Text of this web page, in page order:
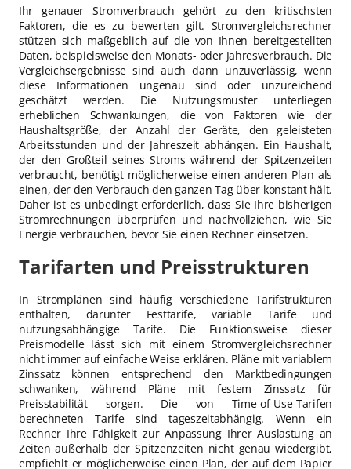
Ihr genauer Stromverbrauch gehört zu den kritischsten
Faktoren, die es zu bewerten gilt. Stromvergleichsrechner
stützen sich maßgeblich auf die von Ihnen bereitgestellten
Daten, beispielsweise den Monats- oder Jahresverbrauch. Die
Vergleichsergebnisse sind auch dann unzuverlässig, wenn
diese Informationen ungenau sind oder unzureichend
geschätzt werden. Die Nutzungsmuster unterliegen
erheblichen Schwankungen, die von Faktoren wie der
Haushaltsgröße, der Anzahl der Geräte, den geleisteten
Arbeitsstunden und der Jahreszeit abhängen. Ein Haushalt,
der den Großteil seines Stroms während der Spitzenzeiten
verbraucht, benötigt möglicherweise einen anderen Plan als
einen, der den Verbrauch den ganzen Tag über konstant hält.
Daher ist es unbedingt erforderlich, dass Sie Ihre bisherigen
Stromrechnungen überprüfen und nachvollziehen, wie Sie
Energie verbrauchen, bevor Sie einen Rechner einsetzen.
Tarifarten und Preisstrukturen
In Stromplänen sind häufig verschiedene Tarifstrukturen
enthalten, darunter Festtarife, variable Tarife und
nutzungsabhängige Tarife. Die Funktionsweise dieser
Preismodelle lässt sich mit einem Stromvergleichsrechner
nicht immer auf einfache Weise erklären. Pläne mit variablem
Zinssatz können entsprechend den Marktbedingungen
schwanken, während Pläne mit festem Zinssatz für
Preisstabilität sorgen. Die von Time-of-Use-Tarifen
berechneten Tarife sind tageszeitabhängig. Wenn ein
Rechner Ihre Fähigkeit zur Anpassung Ihrer Auslastung an
Zeiten außerhalb der Spitzenzeiten nicht genau wiedergibt,
empfiehlt er möglicherweise einen Plan, der auf dem Papier